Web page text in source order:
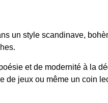
un style scandinave,
et de modernité à la
de jeux ou même un coin